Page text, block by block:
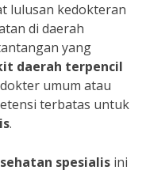
lulusan kedokteran
di daerah
yang
daerah terpencil
umum atau
terbatas untuk
.
spesialis ini